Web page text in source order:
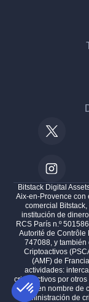
Bitstack Digital
Aix-en-Provence con
comercial
institución de
RCS París n.º
Autorité de Contrôle
747088, y también
Criptoactivos
(AMF) de
actividades:
criptoactivos por
en nombre de
administración de